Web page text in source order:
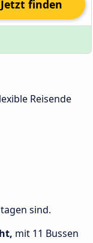
Jetzt finden
Reisende
sind.
mit 11 Bussen